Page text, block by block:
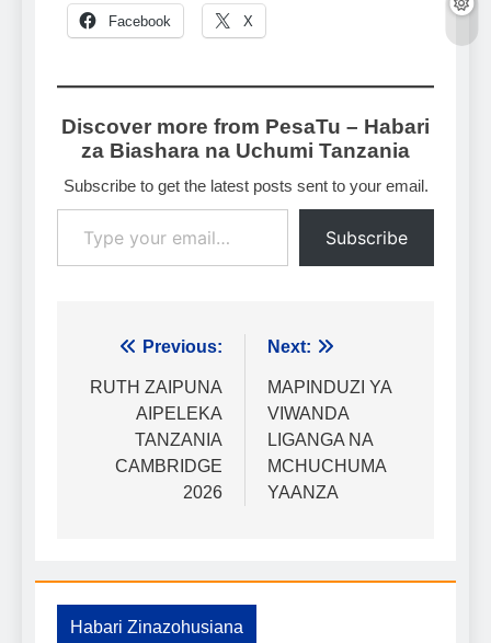
Facebook X
Discover more from PesaTu – Habari
za Biashara na Uchumi Tanzania
Subscribe to get the latest posts sent to your email.
Type your email…
Subscribe
Urambazaji
wa
chapisho
Previous:
RUTH ZAIPUNA
AIPELEKA
TANZANIA
CAMBRIDGE
2026
Next:
MAPINDUZI YA
VIWANDA
LIGANGA NA
MCHUCHUMA
YAANZA
Habari Zinazohusiana